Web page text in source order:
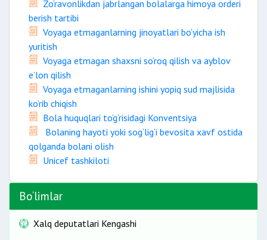
Zo‘ravonlikdan jabrlangan bolalarga himoya orderi
berish tartibi
Voyaga etmaganlarning jinoyatlari bo‘yicha ish
yuritish
Voyaga etmagan shaxsni so‘roq qilish va ayblov
e’lon qilish
Voyaga etmaganlarning ishini yopiq sud majlisida
ko‘rib chiqish
Bola huquqlari to‘g‘risidagi Konventsiya
Bolaning hayoti yoki sog‘lig‘i bevosita xavf ostida
qolganda bolani olish
Unicef tashkiloti
Bo‘limlar
Xalq deputatlari Kengashi